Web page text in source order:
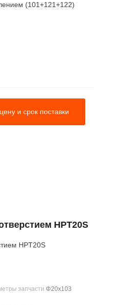
(101+121+122)
и срок поставки
HPT20S
HPT20S
запчасти Φ20x103